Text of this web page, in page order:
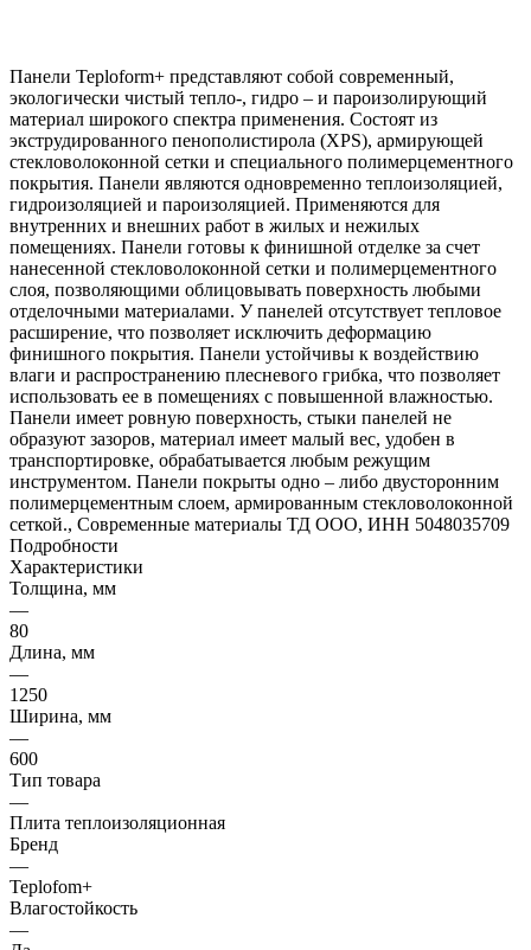
Панели Teploform+ представляют собой современный,
экологически чистый тепло-, гидро – и пароизолирующий
материал широкого спектра применения. Состоят из
экструдированного пенополистирола (XPS), армирующей
стекловолоконной сетки и специального полимерцементного
покрытия. Панели являются одновременно теплоизоляцией,
гидроизоляцией и пароизоляцией. Применяются для
внутренних и внешних работ в жилых и нежилых
помещениях. Панели готовы к финишной отделке за счет
нанесенной стекловолоконной сетки и полимерцементного
слоя, позволяющими облицовывать поверхность любыми
отделочными материалами. У панелей отсутствует тепловое
расширение, что позволяет исключить деформацию
финишного покрытия. Панели устойчивы к воздействию
влаги и распространению плесневого грибка, что позволяет
использовать ее в помещениях с повышенной влажностью.
Панели имеет ровную поверхность, стыки панелей не
образуют зазоров, материал имеет малый вес, удобен в
транспортировке, обрабатывается любым режущим
инструментом. Панели покрыты одно – либо двусторонним
полимерцементным слоем, армированным стекловолоконной
сеткой., Современные материалы ТД ООО, ИНН 5048035709
Подробности
Характеристики
Толщина, мм
—
80
Длина, мм
—
1250
Ширина, мм
—
600
Тип товара
—
Плита теплоизоляционная
Бренд
—
Teplofom+
Влагостойкость
—